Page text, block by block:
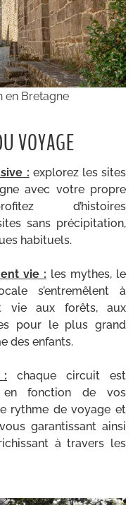
en Bretagne
VOYAGE
: explorez les sites
avec votre propre
d’histoires
sans précipitation,
habituels.
vie : les mythes, le
s’entremêlent à
vie aux forêts, aux
pour le plus grand
des enfants.
: chaque circuit est
en fonction de vos
rythme de voyage et
garantissant ainsi
à travers les